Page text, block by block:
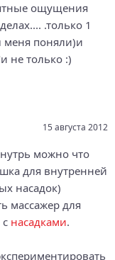
ощущения
.только 1
меня поняли)и
не только :)
15 августа 2012
можно что
для внутренней
насадок)
массажер для
насадками.